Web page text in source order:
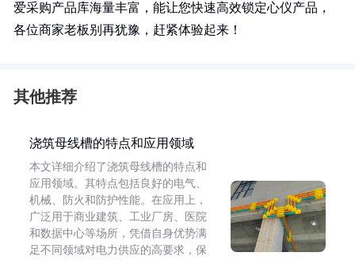
爱采购产品库海量丰富，能让您快速高效锁定心仪产品，
各位商家老板别再犹豫，赶紧体验起来！
其他推荐
浇筑母线槽的特点和应用领域
本文详细介绍了浇筑母线槽的特点和
应用领域。其特点包括良好的电气、
机械、防火和防护性能。在应用上，
广泛用于商业建筑、工业厂房、医院
和数据中心等场所，凭借自身优势满
足不同领域对电力供应的高要求，保